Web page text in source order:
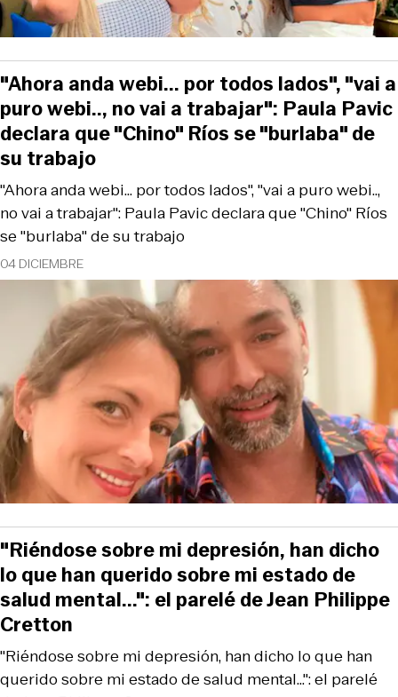
04 DICIEMBRE
"Ahora anda webi... por todos lados", "vai a puro webi..,
no vai a trabajar": Paula Pavic declara que "Chino" Ríos
se "burlaba" de su trabajo
"Ahora anda webi... por todos lados", "vai a
puro webi.., no vai a trabajar": Paula Pavic
declara que "Chino" Ríos se "burlaba" de
su trabajo
"Riéndose sobre mi depresión, han dicho lo que han
querido sobre mi estado de salud mental...": el parelé
"Riéndose sobre mi depresión, han dicho
lo que han querido sobre mi estado de
salud mental...": el parelé de Jean Philippe
Cretton